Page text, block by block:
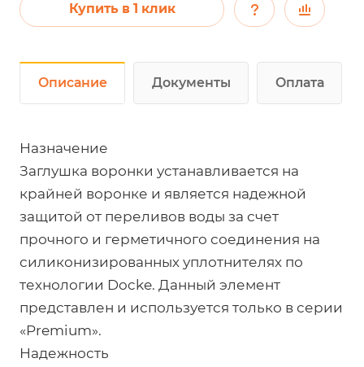
Купить в 1 клик
Описание Документы Оплата
Назначение
Заглушка воронки устанавливается на
крайней воронке и является надежной
защитой от переливов воды за счет
прочного и герметичного соединения на
силиконизированных уплотнителях по
технологии Docke. Данный элемент
представлен и используется только в серии
«Premium».
Надежность